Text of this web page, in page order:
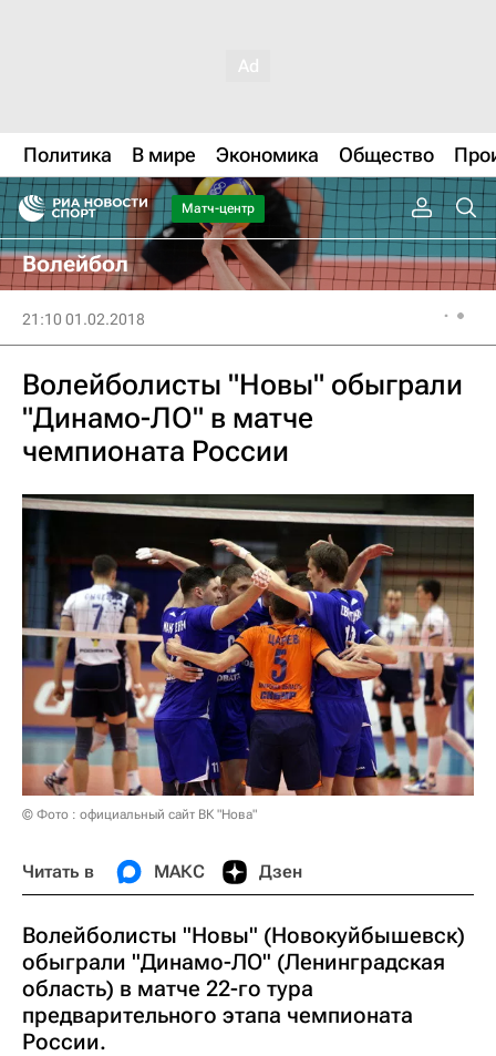
Политика В мире Экономика Общество
Матч-центр
Волейбол
21:10 01.02.2018
Волейболисты "Новы" обыграли
"Динамо-ЛО" в матче
чемпионата России
© Фото : официальный сайт ВК "Нова"
Читать в МАКС Дзен
Волейболисты "Новы" (Новокуйбышевск)
обыграли "Динамо-ЛО" (Ленинградская
область) в матче 22-го тура
предварительного этапа чемпионата
России.